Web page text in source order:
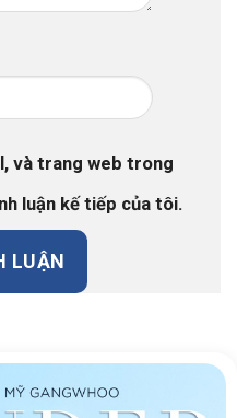
và trang web trong
luận kế tiếp của tôi.